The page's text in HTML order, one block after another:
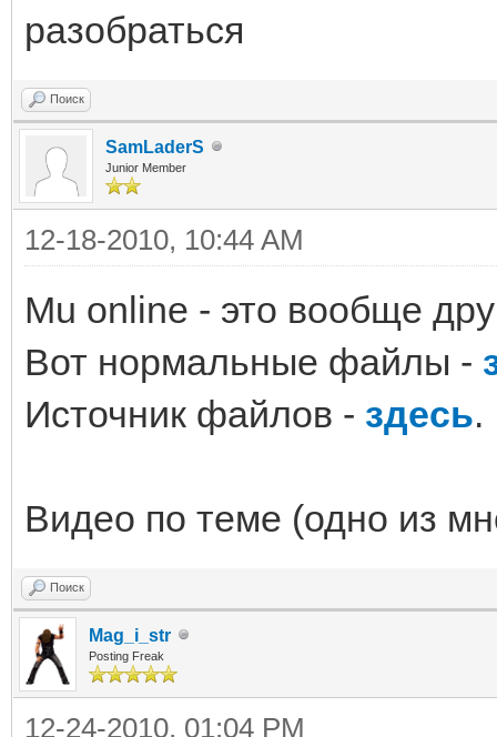
разобраться
Поиск
SamLaderS
Junior Member
12-18-2010, 10:44 AM
Mu online - это вообще
Вот нормальные файлы -
Источник файлов - здесь.
Видео по теме (одно из
Поиск
Mag_i_str
Posting Freak
12-24-2010, 01:04 PM